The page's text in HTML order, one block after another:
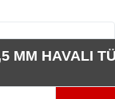
MM HAVALI